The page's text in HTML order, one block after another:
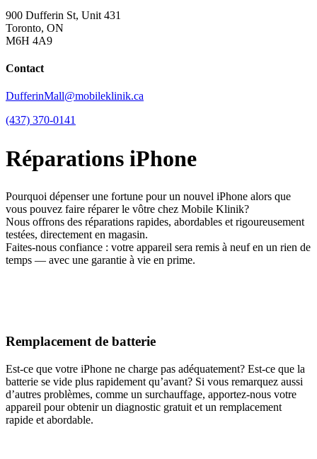
900 Dufferin St, Unit 431
Toronto, ON
M6H 4A9
Contact
DufferinMall@mobileklinik.ca
(437) 370-0141
Réparations iPhone
Pourquoi dépenser une fortune pour un nouvel iPhone alors que
vous pouvez faire réparer le vôtre chez Mobile Klinik?
Nous offrons des réparations rapides, abordables et rigoureusement
testées, directement en magasin.
Faites-nous confiance : votre appareil sera remis à neuf en un rien de
temps — avec une garantie à vie en prime.
Remplacement de batterie
Est-ce que votre iPhone ne charge pas adéquatement? Est-ce que la
batterie se vide plus rapidement qu’avant? Si vous remarquez aussi
d’autres problèmes, comme un surchauffage, apportez-nous votre
appareil pour obtenir un diagnostic gratuit et un remplacement
rapide et abordable.